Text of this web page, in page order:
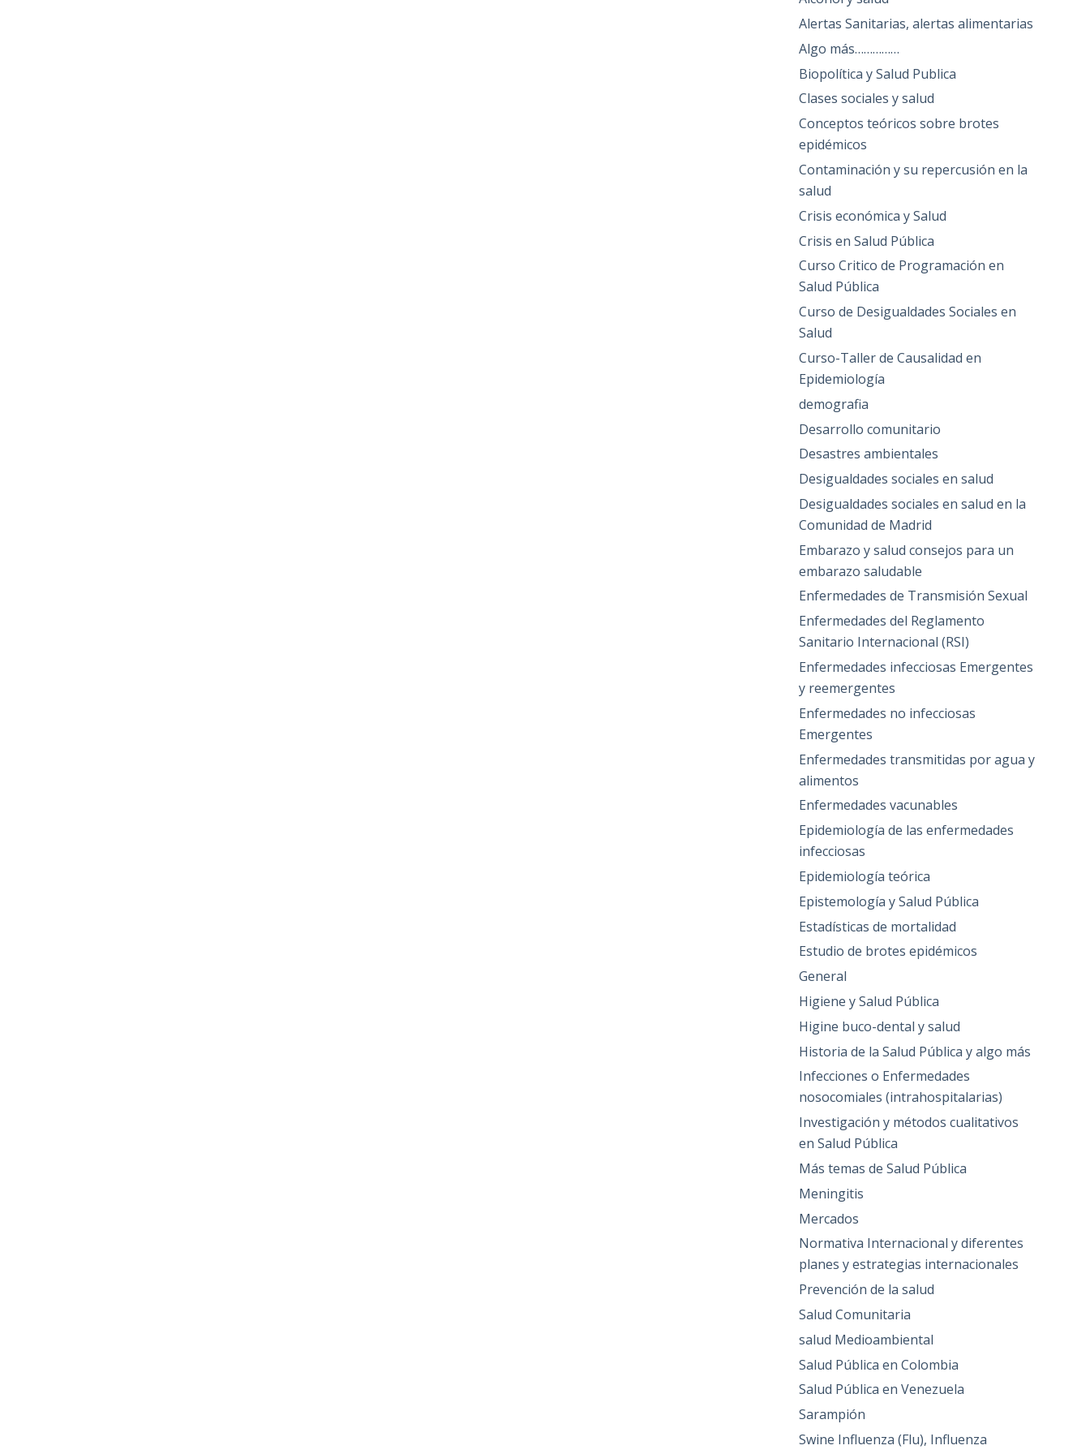
Alertas Sanitarias, alertas alimentarias
Algo más……………
Biopolítica y Salud Publica
Clases sociales y salud
Conceptos teóricos sobre brotes
epidémicos
Contaminación y su repercusión en la
salud
Crisis económica y Salud
Crisis en Salud Pública
Curso Critico de Programación en
Salud Pública
Curso de Desigualdades Sociales en
Salud
Curso-Taller de Causalidad en
Epidemiología
demografia
Desarrollo comunitario
Desastres ambientales
Desigualdades sociales en salud
Desigualdades sociales en salud en la
Comunidad de Madrid
Embarazo y salud consejos para un
embarazo saludable
Enfermedades de Transmisión Sexual
Enfermedades del Reglamento
Sanitario Internacional (RSI)
Enfermedades infecciosas Emergentes
y reemergentes
Enfermedades no infecciosas
Emergentes
Enfermedades transmitidas por agua y
alimentos
Enfermedades vacunables
Epidemiología de las enfermedades
infecciosas
Epidemiología teórica
Epistemología y Salud Pública
Estadísticas de mortalidad
Estudio de brotes epidémicos
General
Higiene y Salud Pública
Higine buco-dental y salud
Historia de la Salud Pública y algo más
Infecciones o Enfermedades
nosocomiales (intrahospitalarias)
Investigación y métodos cualitativos
en Salud Pública
Más temas de Salud Pública
Meningitis
Mercados
Normativa Internacional y diferentes
planes y estrategias internacionales
Prevención de la salud
Salud Comunitaria
salud Medioambiental
Salud Pública en Colombia
Salud Pública en Venezuela
Sarampión
Swine Influenza (Flu), Influenza